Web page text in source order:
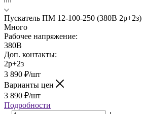
Пускатель ПМ 12-100-250 (380В 2р+2з)
Много
Рабочее напряжение:
380В
Доп. контакты:
2р+2з
3 890 ₽/шт
Варианты цен
3 890 ₽/шт
Подробности